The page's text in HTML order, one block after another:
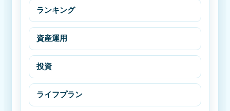
ランキング
資産運用
投資
ライフプラン